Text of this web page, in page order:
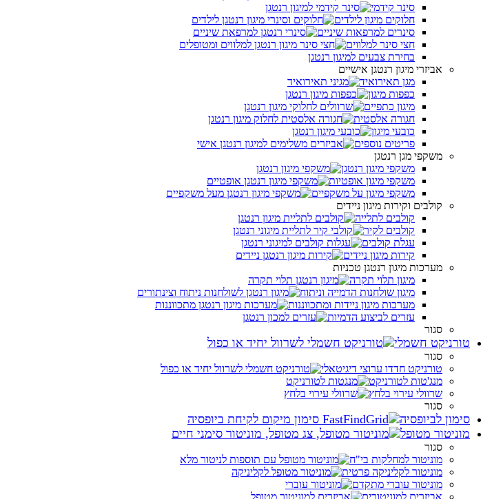
סינר קידמי
חלוקים מיגון לילדים
סינרים למרפאות שיניים
חצי סינר למלווים
בחירת צבעים למיגון רנטגן
אביזרי מיגון רנטגן אישיים
מגן תאירואיד
כפפות מיגון
מיגון כתפיים
חגורה אלסטית
כובעי מיגון
פריטים נוספים
משקפי מגן רנטגן
משקפי מיגון רנטגן
משקפי מיגון אופטיות
משקפי מיגון על משקפיים
קולבים וקירות מיגון ניידים
קולבים לתלייה
קולבים לקיר
עגלת קולבים
קירות מיגון ניידים
מערכות מיגון רנטגן טכניות
מיגון תלוי תקרה
מיגון שולחנות הדמייה וניתוח
מערכות מיגון ניידות ומתכווננות
עזרים לביצוע הדמיות
סגור
טורניקט חשמלי
סגור
טורניקט חדדו ערוצי דיגיטאלי
מנג'טות לטורניקט
שרוולי עירוי בלחץ
סגור
סימון לביופסיה
מוניטור מטופל
סגור
מוניטור למחלקות בי"ח
מוניטור לקליניקה פרטית
מוניטור עוברי מתקדם